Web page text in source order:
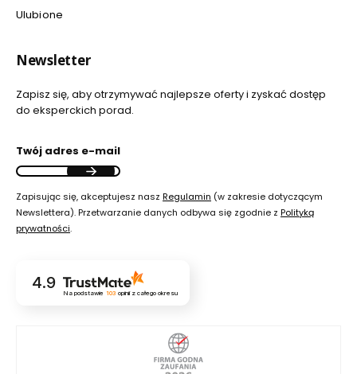
Ulubione
Newsletter
Zapisz się, aby otrzymywać najlepsze oferty i zyskać dostęp
do eksperckich porad.
Twój adres e-mail
Zapisując się, akceptujesz nasz Regulamin (w zakresie dotyczącym
Newslettera). Przetwarzanie danych odbywa się zgodnie z Polityką
prywatności.
4.9
Na podstawie 103 opinii z całego okresu